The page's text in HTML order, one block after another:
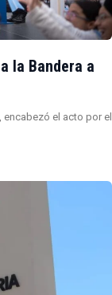
la Bandera a
encabezó el acto por el